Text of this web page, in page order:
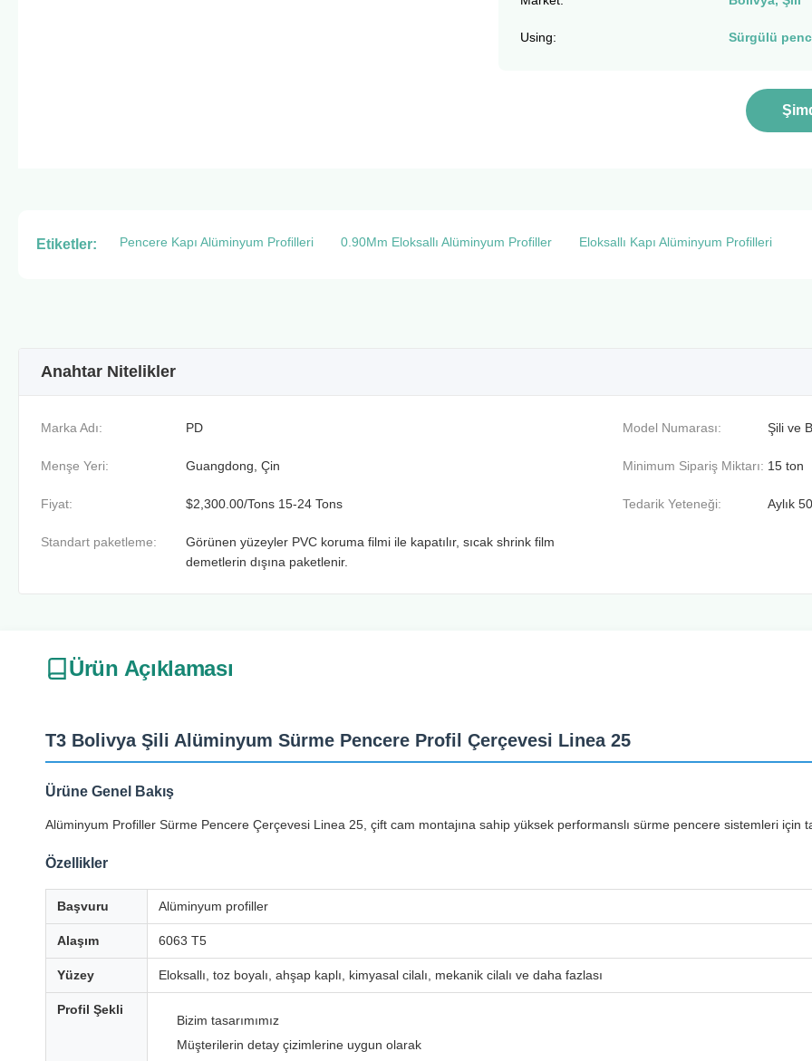
Using: Sürgülü
Etiketler: Pencere Kapı Alüminyum Profilleri 0.90Mm Eloksallı Alüminyum Profiller Eloksallı Kapı Alüminyum Profilleri
Anahtar Nitelikler
Marka Adı: PD Model Numarası: Şili ve
Menşe Yeri: Guangdong, Çin Minimum Sipariş Miktarı: 15 ton
Fiyat: $2,300.00/Tons 15-24 Tons Tedarik Yeteneği: Aylık
Standart paketleme:
Görünen yüzeyler PVC koruma filmi ile kapatılır, sıcak shrink film
demetlerin dışına paketlenir.
Ürün Açıklaması
T3 Bolivya Şili Alüminyum Sürme Pencere Profil Çerçevesi Linea 25
Ürüne Genel Bakış
Alüminyum Profiller Sürme Pencere Çerçevesi Linea 25, çift cam montajına sahip yüksek performanslı sürme pencere sistemleri için
Özellikler
Başvuru Alüminyum profiller
Alaşım 6063 T5
Yüzey Eloksallı, toz boyalı, ahşap kaplı, kimyasal cilalı, mekanik cilalı ve daha fazlası
Profil Şekli
Bizim tasarımımız
Müşterilerin detay çizimlerine uygun olarak